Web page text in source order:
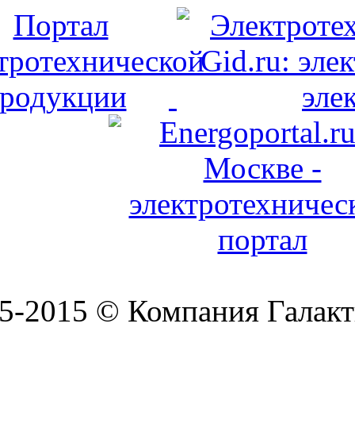
2015 © Компания